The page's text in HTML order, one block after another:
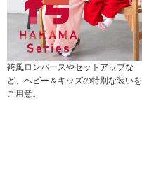
袴風ロンパースやセットアップな
ど、ベビー＆キッズの特別な装いを
ご用意。